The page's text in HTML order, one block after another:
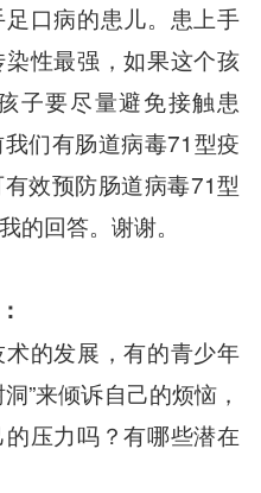
口病的患儿。患上手
性最强，如果这个孩
子要尽量避免接触患
们有肠道病毒71型疫
效预防肠道病毒71型
的回答。谢谢。
的发展，有的青少年
”来倾诉自己的烦恼，
压力吗？有哪些潜在